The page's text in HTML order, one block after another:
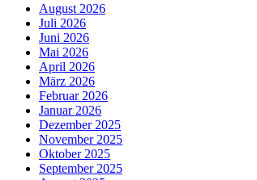
August 2026
Juli 2026
Juni 2026
Mai 2026
April 2026
März 2026
Februar 2026
Januar 2026
Dezember 2025
November 2025
Oktober 2025
September 2025